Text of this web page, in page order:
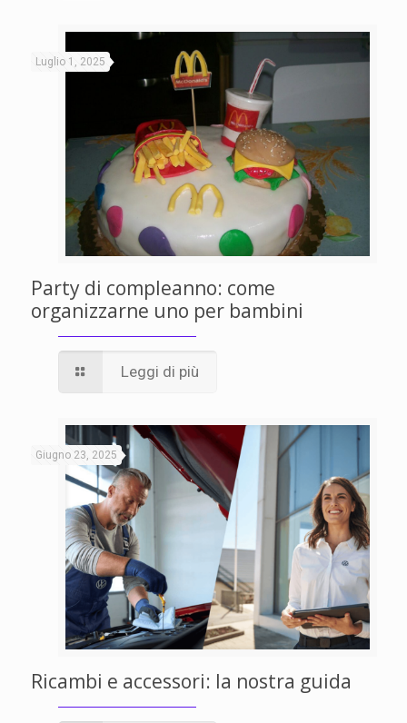
Luglio 1, 2025
Party di compleanno: come
organizzarne uno per bambini
Leggi di più
Giugno 23, 2025
Ricambi e accessori: la nostra guida